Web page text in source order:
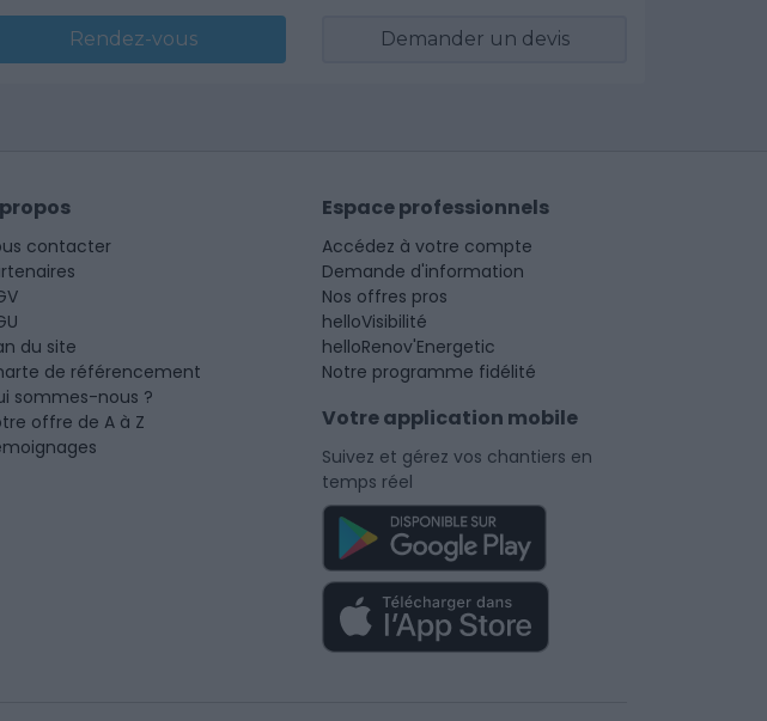
Rendez-vous Demander un devis
contacter
du site
de référencement
sommes-nous ?
offre de A à Z
Espace professionnels
Accédez à votre compte
Demande d'information
Nos offres pros
helloVisibilité
helloRenov'Energetic
Notre programme fidélité
Votre application mobile
Suivez et gérez vos chantiers en
temps réel